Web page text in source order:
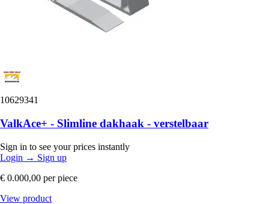
10629341
ValkAce+ - Slimline dakhaak - verstelbaar
Sign in to see your prices instantly
Login → Sign up
€ 0.000,00 per piece
View product